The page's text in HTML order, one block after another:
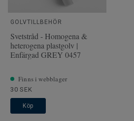
GOLVTILLBEHÖR
Svetstråd - Homogena &
heterogena plastgolv |
Enfärgad GREY 0457
Finns i webblager
30 SEK
Köp